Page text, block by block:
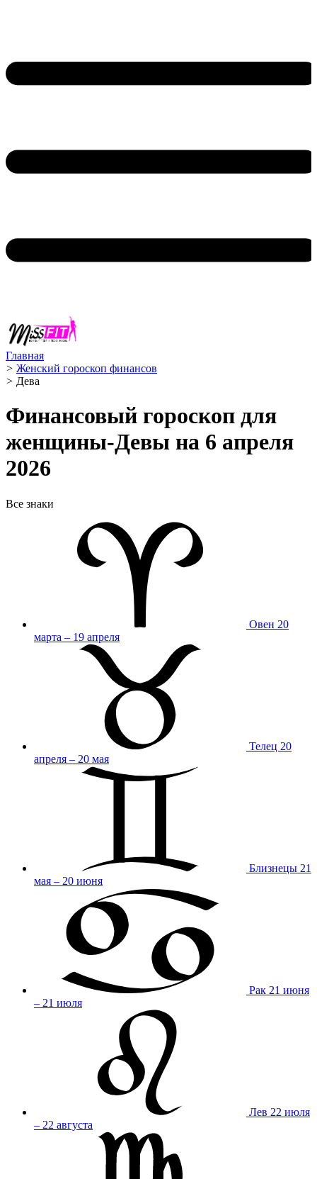
Главная
> Женский гороскоп финансов
> Дева ️
Финансовый гороскоп для
женщины-Девы на 6 апреля
2026
Все знаки
Овен 20
марта – 19 апреля
Телец 20
апреля – 20 мая
Близнецы 21
мая – 20 июня
Рак 21 июня
– 21 июля
Лев 22 июля
– 22 августа